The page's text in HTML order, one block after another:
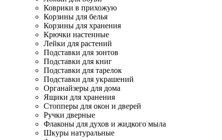
Коврики в прихожую
Корзины для белья
Корзины для хранения
Крючки настенные
Лейки для растений
Подставки для зонтов
Подставки для книг
Подставки для тарелок
Подставки для украшений
Органайзеры для дома
Ящики для хранения
Стопперы для окон и дверей
Ручки дверные
Флаконы для духов и жидкого мыла
Шкуры натуральные